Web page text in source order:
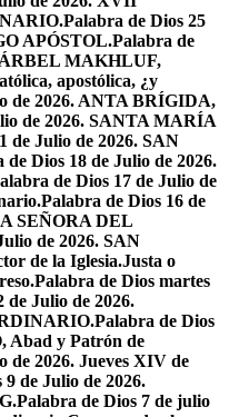
Palabra de Dios 25
APÓSTOL.Palabra de
MAKHLUF,
apostólica, ¿y
de 2026. ANTA BRÍGIDA,
de 2026. SANTA MARÍA
de Julio de 2026. SAN
de Dios 18 de Julio de 2026.
de Dios 17 de Julio de
Palabra de Dios 16 de
SEÑORA DEL
de 2026. SAN
de la Iglesia.Justa o
Palabra de Dios martes
de Julio de 2026.
Palabra de Dios
Abad y Patrón de
de 2026. Jueves XIV de
de Julio de 2026.
Palabra de Dios 7 de julio